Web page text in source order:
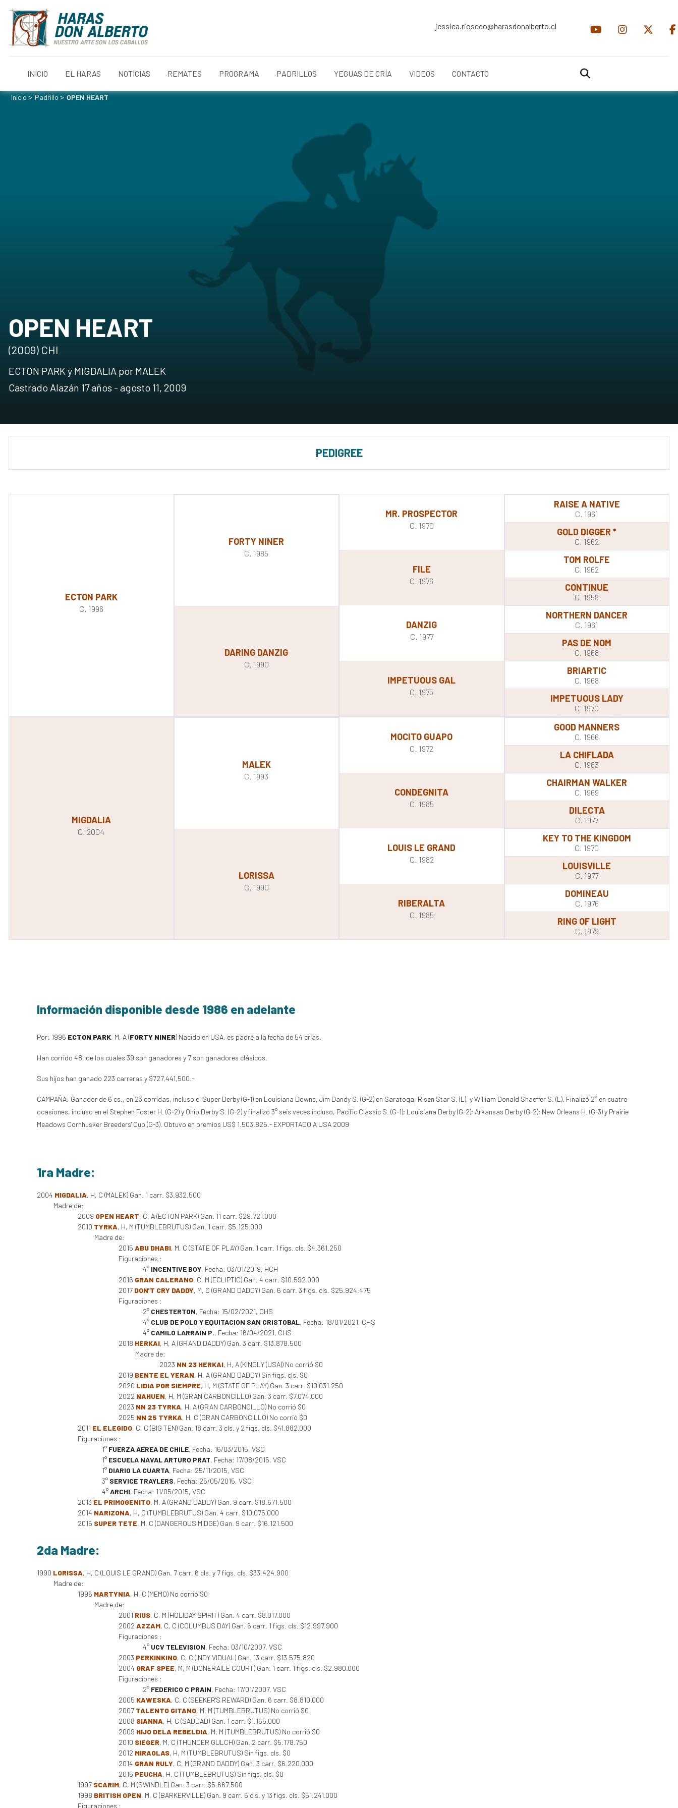
jessica.rioseco@harasdonalberto.cl
INICIO EL HARAS NOTICIAS REMATES PROGRAMA PADRILLOS YEGUAS DE CRÍA VIDEOS CONTACTO
Inicio> Padrillo> OPEN HEART
OPEN HEART
(2009) CHI
ECTON PARK y MIGDALIA por MALEK
Castrado Alazán 17 años - agosto 11, 2009
PEDIGREE
ECTON PARK
C. 1996
FORTY NINER
C. 1985
DARING DANZIG
C. 1990
MR. PROSPECTOR
C. 1970
FILE
C. 1976
DANZIG
C. 1977
IMPETUOUS GAL
C. 1975
RAISE A NATIVE
C. 1961
GOLD DIGGER *
C. 1962
TOM ROLFE
C. 1962
CONTINUE
C. 1958
NORTHERN DANCER
C. 1961
PAS DE NOM
C. 1968
BRIARTIC
C. 1968
IMPETUOUS LADY
C. 1970
MIGDALIA
C. 2004
MALEK
C. 1993
LORISSA
C. 1990
MOCITO GUAPO
C. 1972
CONDEGNITA
C. 1985
LOUIS LE GRAND
C. 1982
RIBERALTA
C. 1985
GOOD MANNERS
C. 1966
LA CHIFLADA
C. 1963
CHAIRMAN WALKER
C. 1969
DILECTA
C. 1977
KEY TO THE KINGDOM
C. 1970
LOUISVILLE
C. 1977
DOMINEAU
C. 1976
RING OF LIGHT
C. 1979
Información disponible desde 1986 en adelante
Por: 1996 ECTON PARK, M, A (FORTY NINER) Nacido en USA, es padre a la fecha de 54 crías.
Han corrido 48, de los cuales 39 son ganadores y 7 son ganadores clásicos.
Sus hijos han ganado 223 carreras y $727,441,500.-
CAMPAÑA: Ganador de 6 cs., en 23 corridas, incluso el Super Derby (G-1) en Louisiana Downs; Jim Dandy S. (G-2) en Saratoga; Risen Star S. (L); y William Donald Shaeffer S. (L). Finalizó 2° en cuatro
ocasiones, incluso en el Stephen Foster H. (G-2) y Ohio Derby S. (G-2) y finalizó 3° seis veces incluso, Pacific Classic S. (G-1); Louisiana Derby (G-2); Arkansas Derby (G-2); New Orleans H. (G-3) y Prairie
Meadows Cornhusker Breeders' Cup (G-3). Obtuvo en premios US$ 1.503.825.- EXPORTADO A USA 2009
1ra Madre:
2004 MIGDALIA, H, C (MALEK) Gan. 1 carr. $3.932.500
Madre de:
2009 OPEN HEART, C, A (ECTON PARK) Gan. 11 carr. $29.721.000
2010 TYRKA, H, M (TUMBLEBRUTUS) Gan. 1 carr. $5.125.000
Madre de:
2015 ABU DHABI, M, C (STATE OF PLAY) Gan. 1 carr. 1 figs. cls. $4.361.250
Figuraciones :
4° INCENTIVE BOY, Fecha: 03/01/2019, HCH
2016 GRAN CALERANO, C, M (ECLIPTIC) Gan. 4 carr. $10.592.000
2017 DON'T CRY DADDY, M, C (GRAND DADDY) Gan. 6 carr. 3 figs. cls. $25.924.475
Figuraciones :
2° CHESTERTON, Fecha: 15/02/2021, CHS
4° CLUB DE POLO Y EQUITACION SAN CRISTOBAL, Fecha: 18/01/2021, CHS
4° CAMILO LARRAIN P., Fecha: 16/04/2021, CHS
2018 HERKAI, H, A (GRAND DADDY) Gan. 3 carr. $13.878.500
Madre de:
2023 NN 23 HERKAI, H, A (KINGLY (USA)) No corrió $0
2019 BENTE EL YERAN, H, A (GRAND DADDY) Sin figs. cls. $0
2020 LIDIA POR SIEMPRE, H, M (STATE OF PLAY) Gan. 3 carr. $10.031.250
2022 NAHUEN, H, M (GRAN CARBONCILLO) Gan. 3 carr. $7.074.000
2023 NN 23 TYRKA, H, A (GRAN CARBONCILLO) No corrió $0
2025 NN 25 TYRKA, H, C (GRAN CARBONCILLO) No corrió $0
2011 EL ELEGIDO, C, C (BIG TEN) Gan. 18 carr. 3 cls. y 2 figs. cls. $41.882.000
Figuraciones :
1° FUERZA AEREA DE CHILE, Fecha: 16/03/2015, VSC
1° ESCUELA NAVAL ARTURO PRAT, Fecha: 17/08/2015, VSC
1° DIARIO LA CUARTA, Fecha: 25/11/2015, VSC
3° SERVICE TRAYLERS, Fecha: 25/05/2015, VSC
4°ARCHI, Fecha: 11/05/2015, VSC
2013 EL PRIMOGENITO, M, A (GRAND DADDY) Gan. 9 carr. $18.671.500
2014 NARIZONA, H, C (TUMBLEBRUTUS) Gan. 4 carr. $10.075.000
2015 SUPER TETE, M, C (DANGEROUS MIDGE) Gan. 9 carr. $16.121.500
2da Madre:
1990 LORISSA, H, C (LOUIS LE GRAND) Gan. 7 carr. 6 cls. y 7 figs. cls. $33.424.900
Madre de:
1996 MARTYNIA, H, C (MEMO) No corrió $0
Madre de:
2001 RIUS, C, M (HOLIDAY SPIRIT) Gan. 4 carr. $8.017.000
2002 AZZAM, C, C (COLUMBUS DAY) Gan. 6 carr. 1 figs. cls. $12.997.900
Figuraciones :
4° UCV TELEVISION, Fecha: 03/10/2007, VSC
2003 PERKINKINO, C, C (INDY VIDUAL) Gan. 13 carr. $13.575.820
2004 GRAF SPEE, M, M (DONERAILE COURT) Gan. 1 carr. 1 figs. cls. $2.980.000
Figuraciones :
2° FEDERICO C PRAIN, Fecha: 17/01/2007, VSC
2005 KAWESKA, C, C (SEEKER'S REWARD) Gan. 6 carr. $8.810.000
2007 TALENTO GITANO, M, M (TUMBLEBRUTUS) No corrió $0
2008 SIANNA, H, C (SADDAD) Gan. 1 carr. $1.165.000
2009 HIJO DELA REBELDIA, M, M (TUMBLEBRUTUS) No corrió $0
2010 SIEGER, M, C (THUNDER GULCH) Gan. 2 carr. $5.178.750
2012 MIRAOLAS, H, M (TUMBLEBRUTUS) Sin figs. cls. $0
2014 GRAN RULY, C, M (GRAND DADDY) Gan. 3 carr. $6.220.000
2015 PEUCHA, H, C (TUMBLEBRUTUS) Sin figs. cls. $0
1997 SCARIM, C, M (SWINDLE) Gan. 3 carr. $5.667.500
1998 BRITISH OPEN, M, C (BARKERVILLE) Gan. 9 carr. 6 cls. y 13 figs. cls. $51.241.000
Figuraciones :